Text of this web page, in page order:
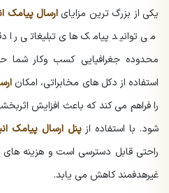
یکی از بزرگ ترین مزایای ارسال پیامک
می توانید پیامک های تبلیغاتی را
محدوده جغرافیایی کسب وکار شما
استفاده از دکل های مخابراتی، امکان
را فراهم می کند که باعث افزایش
شود. با استفاده ازپنل ارسال پیامک
راحتی قابل دسترسی است و هزینه
غیرهدفمند کاهش می یابد.